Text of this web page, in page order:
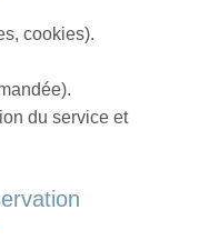
cookies).
du service et